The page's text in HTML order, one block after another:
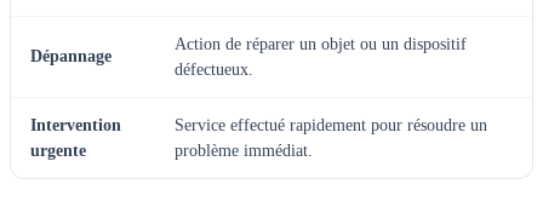
Dépannage
Action de réparer un objet ou un dispositif
défectueux.
Intervention
urgente
Service effectué rapidement pour résoudre un
problème immédiat.